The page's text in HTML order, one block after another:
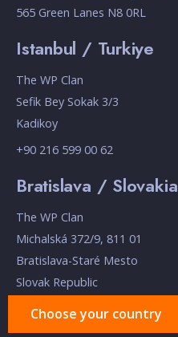
565 Green Lanes N8 0RL
Istanbul / Turkiye
The WP Clan
Sefik Bey Sokak 3/3
Kadikoy
+90 216 599 00 62
Bratislava / Slovakia
The WP Clan
Michalská 372/9, 811 01
Bratislava-Staré Mesto
Slovak Republic
Choose your country